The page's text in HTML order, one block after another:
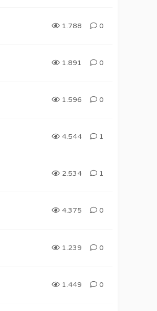
1.788 0
1.891 0
1.596 0
4.544 1
2.534 1
4.375 0
1.239 0
1.449 0